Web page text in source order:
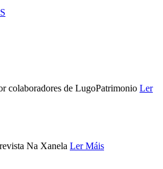
colaboradores de LugoPatrimonio Ler
Na Xanela Ler Máis